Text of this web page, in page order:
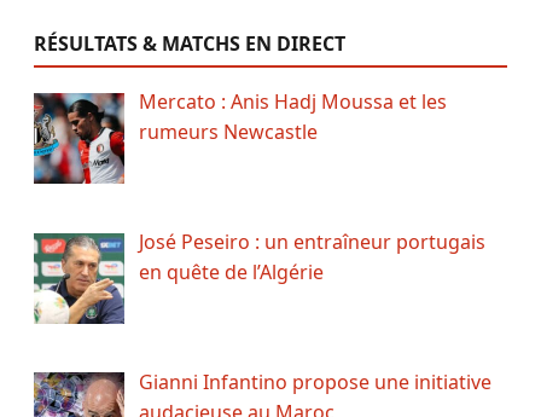
RÉSULTATS & MATCHS EN DIRECT
Mercato : Anis Hadj Moussa et les
rumeurs Newcastle
José Peseiro : un entraîneur portugais
en quête de l’Algérie
Gianni Infantino propose une initiative